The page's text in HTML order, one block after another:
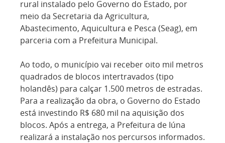
rural instalado pelo Governo do Estado, por
meio da Secretaria da Agricultura,
Abastecimento, Aquicultura e Pesca (Seag), em
parceria com a Prefeitura Municipal.
Ao todo, o município vai receber oito mil metros
quadrados de blocos intertravados (tipo
holandês) para calçar 1.500 metros de estradas.
Para a realização da obra, o Governo do Estado
está investindo R$ 680 mil na aquisição dos
blocos. Após a entrega, a Prefeitura de Iúna
realizará a instalação nos percursos informados.